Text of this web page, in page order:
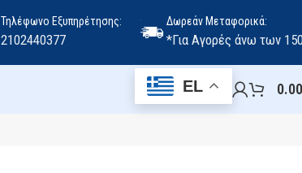
Τηλέφωνο Εξυπηρέτησης:
2102440377
Δωρεάν Μεταφορικά:
*Για Αγορές άνω των
EL 0.00